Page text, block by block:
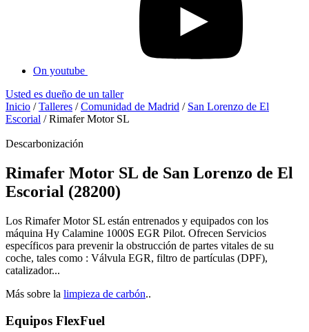
On youtube
Usted es dueño de un taller
Inicio /Talleres /Comunidad de Madrid / San Lorenzo de El
Escorial /Rimafer Motor SL
Descarbonización
Rimafer Motor SL de San Lorenzo de El
Escorial (28200)
Los Rimafer Motor SL están entrenados y equipados con los
máquina Hy Calamine 1000S EGR Pilot. Ofrecen Servicios
específicos para prevenir la obstrucción de partes vitales de su
coche, tales como : Válvula EGR, filtro de partículas (DPF),
catalizador...
Más sobre la limpieza de carbón..
Equipos FlexFuel